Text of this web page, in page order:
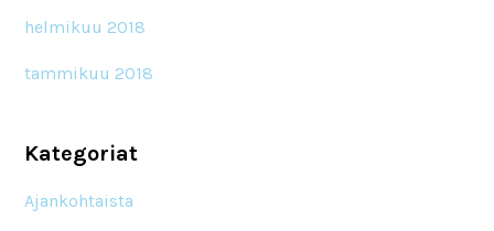
helmikuu 2018
tammikuu 2018
Kategoriat
Ajankohtaista